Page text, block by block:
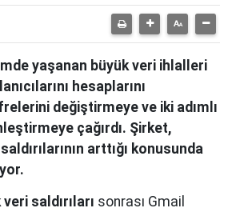
yaşanan büyük veri ihlalleri
hesaplarını
değiştirmeye ve iki adımlı
çağırdı. Şirket,
arttığı konusunda
veri saldırıları sonrası Gmail